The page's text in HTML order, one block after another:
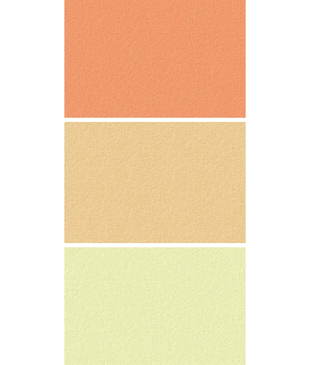
ROJO
TEJA
CADMIO
ÁMBAR